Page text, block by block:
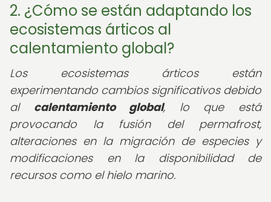
2. ¿Cómo se están adaptando los
ecosistemas árticos al
calentamiento global?
Los ecosistemas árticos están
experimentando cambios significativos debido
al calentamiento global, lo que está
provocando la fusión del permafrost,
alteraciones en la migración de especies y
modificaciones en la disponibilidad de
recursos como el hielo marino.